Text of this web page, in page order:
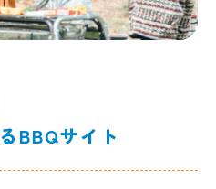
BBQサイト